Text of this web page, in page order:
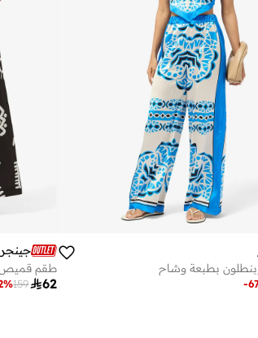
بطبعة وشاح
-
جينجر
طقم قميص
62
159
%